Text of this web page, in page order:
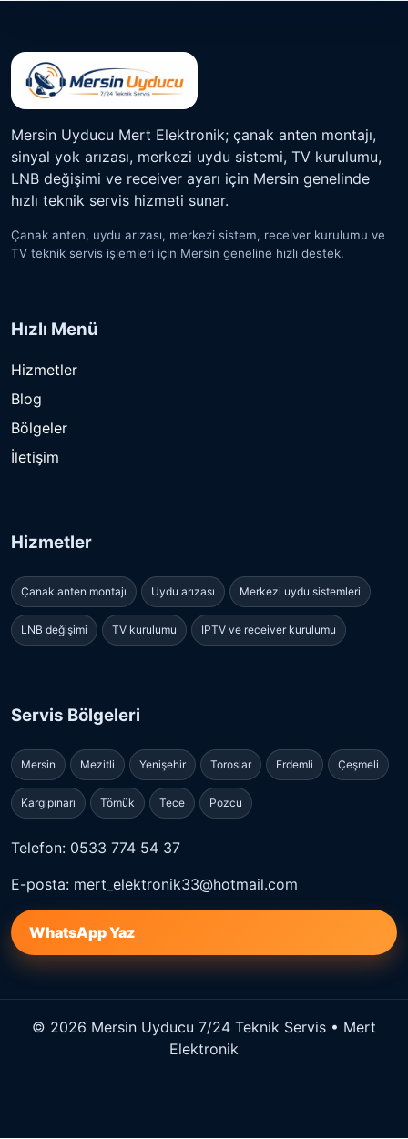
Mersin Uyducu Mert Elektronik; çanak anten montajı,
sinyal yok arızası, merkezi uydu sistemi, TV kurulumu,
LNB değişimi ve receiver ayarı için Mersin genelinde
hızlı teknik servis hizmeti sunar.
Çanak anten, uydu arızası, merkezi sistem, receiver kurulumu ve
TV teknik servis işlemleri için Mersin geneline hızlı destek.
Hızlı Menü
Hizmetler
Blog
Bölgeler
İletişim
Hizmetler
Çanak anten montajı Uydu arızası Merkezi uydu sistemleri
LNB değişimi TV kurulumu IPTV ve receiver kurulumu
Servis Bölgeleri
Mersin Mezitli Yenişehir Toroslar Erdemli Çeşmeli
Kargıpınarı Tömük Tece Pozcu
Telefon: 0533 774 54 37
E-posta: mert_elektronik33@hotmail.com
WhatsApp Yaz
© 2026 Mersin Uyducu 7/24 Teknik Servis • Mert
Elektronik